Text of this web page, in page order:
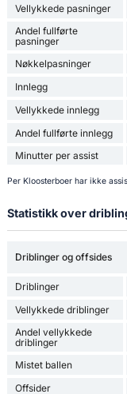
Vellykkede pasninger
Andel fullførte
pasninger
Nøkkelpasninger
Innlegg
Vellykkede innlegg
Andel fullførte innlegg
Minutter per assist
Per Kloosterboer har ikke
Statistikk over
Driblinger og offsides
Driblinger
Vellykkede driblinger
Andel vellykkede
driblinger
Mistet ballen
Offsider